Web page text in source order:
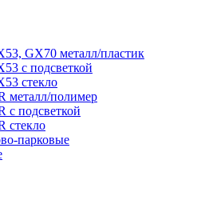
GX70 металл/пластик
с подсветкой
стекло
металл/полимер
с подсветкой
стекло
парковые